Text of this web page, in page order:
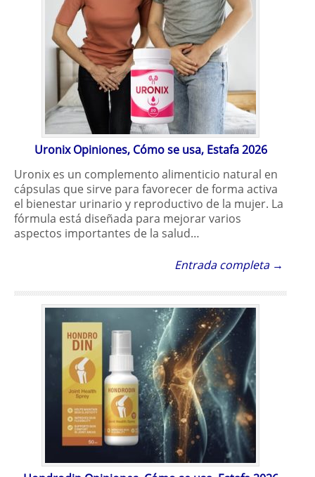
Uronix Opiniones, Cómo se usa, Estafa 2026
Uronix es un complemento alimenticio natural en
cápsulas que sirve para favorecer de forma activa
el bienestar urinario y reproductivo de la mujer. La
fórmula está diseñada para mejorar varios
aspectos importantes de la salud…
Entrada completa →